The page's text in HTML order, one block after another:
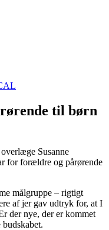
til børn
Susanne
for forældre og pårørende
målgruppe – rigtigt
af jer gav udtryk for, at I
der nye, der er kommet